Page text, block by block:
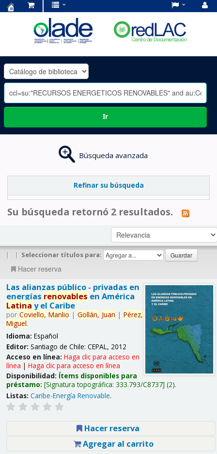
OLADE
-
Ir
Búsqueda avanzada
Refinar su búsqueda
Su búsqueda retornó 2 resultados.
| | Seleccionar títulos para:
Hacer reserva
Las alianzas público - privadas en
energías renovables en América
Latina y el Caribe
por Coviello, Manlio | Gollán, Juan | Pérez,
Miguel.
Idioma: Español
Editor: Santiago de Chile: CEPAL, 2012
Acceso en línea: Haga clic para acceso en
línea | Haga clic para acceso en línea
Disponibilidad: Ítems disponibles para
préstamo: Signatura topográfica: 333.793/C8737 (2).
Listas: Caribe-Energía Renovable.
Hacer reserva
Agregar al carrito